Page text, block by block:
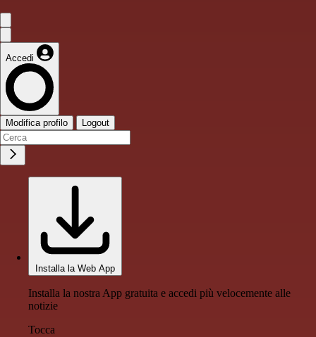
Accedi
Modifica profilo Logout
Installa la Web App
Installa la nostra App gratuita e accedi più velocemente alle
notizie
Tocca